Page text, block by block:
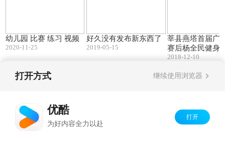
幼儿园 比赛 练习 视频
2020-11-25
好久没有发布新东西了
2019-05-15
莘县燕塔首届广
赛后杨全民健身
2018-12-10
打开方式 继续使用浏览器
优酷
为好内容全力以赴
打开